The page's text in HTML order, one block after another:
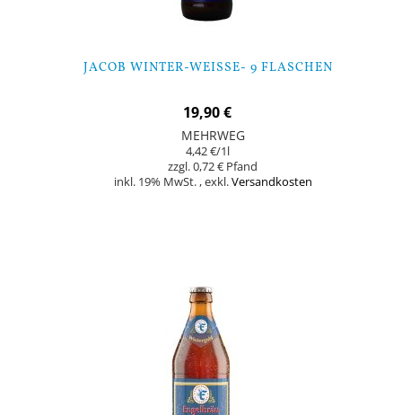
JACOB WINTER-WEISSE- 9 FLASCHEN
19,90 €
MEHRWEG
4,42 €/1l
0,72 €
inkl. 19% MwSt. ,exkl.Versandkosten